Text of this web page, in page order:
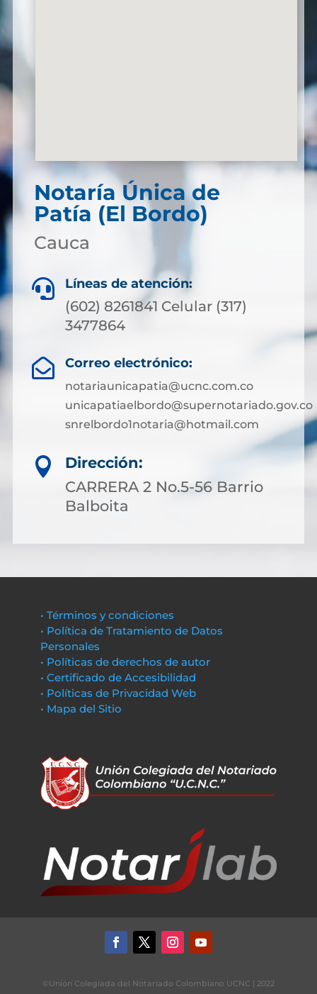
Notaría Única de
Patía (El Bordo)
Cauca
 Líneas de atención:
(602) 8261841 Celular (317)
3477864
 Correo electrónico:
notariaunicapatia@ucnc.com.co
unicapatiaelbordo@supernotariado.gov.co
snrelbordo1notaria@hotmail.com

Dirección:
CARRERA 2 No.5-56 Barrio
Balboita
• Términos y condiciones
• Política de Tratamiento de Datos
Personales
• Políticas de derechos de autor
• Certificado de Accesibilidad
• Políticas de Privacidad Web
• Mapa del Sitio
©Unión Colegiada del Notariado Colombiano UCNC | 2022